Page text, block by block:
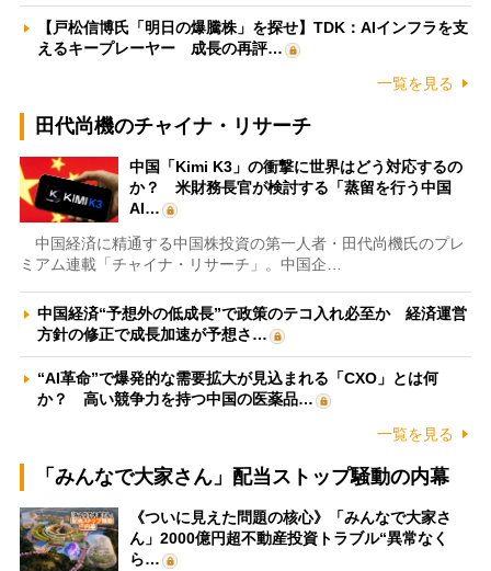
【戸松信博氏「明日の爆騰株」を探せ】TDK：AIインフラを支
えるキープレーヤー 成長の再評…
一覧を見る
田代尚機のチャイナ・リサーチ
中国「Kimi K3」の衝撃に世界はどう対応するの
か？ 米財務長官が検討する「蒸留を行う中国
AI…
中国経済に精通する中国株投資の第一人者・田代尚機氏のプレ
ミアム連載「チャイナ・リサーチ」。中国企…
中国経済“予想外の低成長”で政策のテコ入れ必至か 経済運営
方針の修正で成長加速が予想さ…
“AI革命”で爆発的な需要拡大が見込まれる「CXO」とは何
か？ 高い競争力を持つ中国の医薬品…
一覧を見る
「みんなで大家さん」配当ストップ騒動の内幕
《ついに見えた問題の核心》「みんなで大家さ
ん」2000億円超不動産投資トラブル“異常なく
ら…